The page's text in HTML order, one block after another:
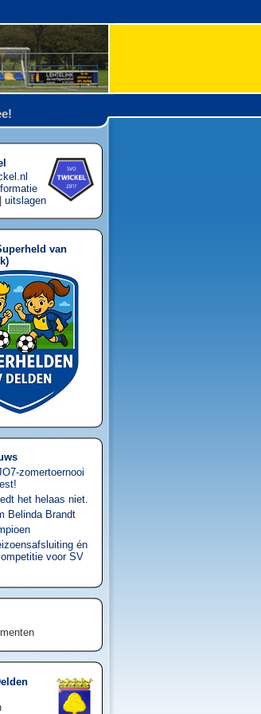
uitslagen
van
)
zomertoernooi
het helaas niet.
Belinda Brandt
én
voor SV